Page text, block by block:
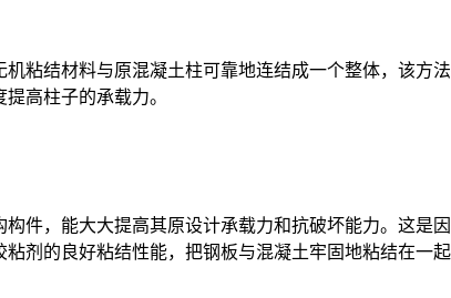
粘结材料与原混凝土柱可靠地连结成一个整体，该
高柱子的承载力。
件，能大大提高其原设计承载力和抗破坏能力。这是
剂的良好粘结性能，把钢板与混凝土牢固地粘结在一